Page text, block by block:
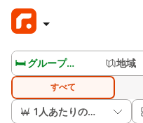
🛏️ グループルームを見る 地域
すべて
1人あたりの価格